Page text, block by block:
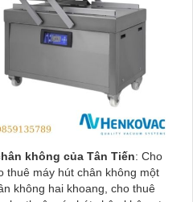
không của Tân Tiến: Cho
thuê máy hút chân không một
không hai khoang, cho thuê